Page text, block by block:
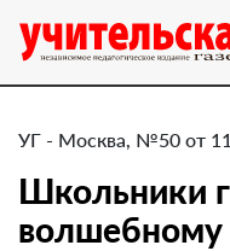
УГ - Москва, №50 от
​Школьники